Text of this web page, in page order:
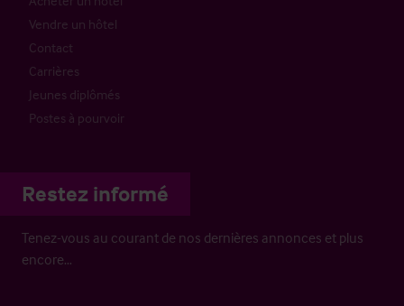
Vendre un hôtel
Contact
Carrières
Jeunes diplômés
Postes à pourvoir
Restez informé
Tenez-vous au courant de nos dernières annonces et plus
encore…